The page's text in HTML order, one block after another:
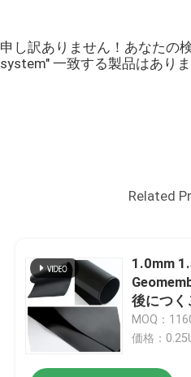
申し訳ありません！あなたの
system" 一致する製品はありま
Related
1.0mm
後につく
MOQ：
価格：